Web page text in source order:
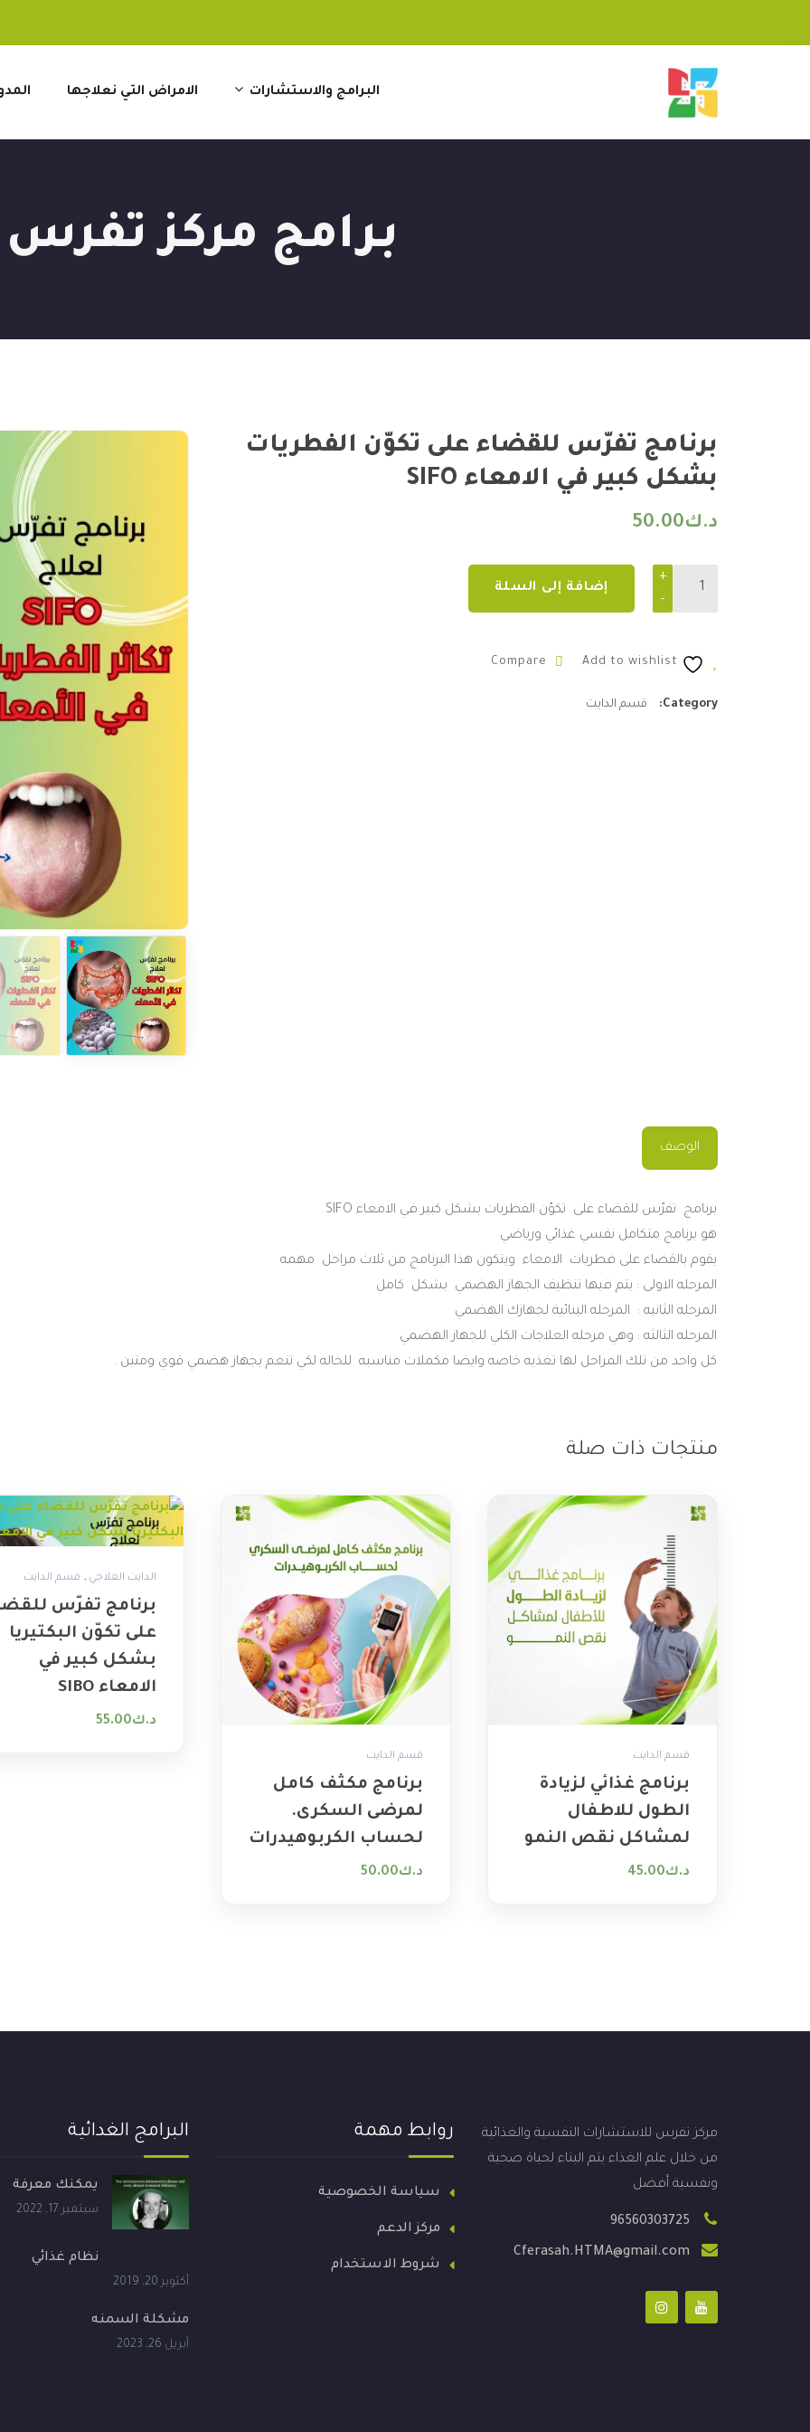
البرامج والاستشارات الامراض التي نعلاجها
برامج مركز تفرس
برنامج تفرّس للقضاء على تكوّن الفطريات
بشكل كبير في الامعاء ‏SIFO
د.ك50.00
برنامج تفرّس للقضاء على تكوّن الفطريات بشكل كبير في الامعاء ‏SIFO quantity
إضافة إلى السلة
Add to wishlist
Compare
Category: قسم الدايت
الوصف
برنامج تفرّس للقضاء على تكوّن الفطريات بشكل كبير في الامعاء SIFO
هو برنامج متكامل نفسي غذائي ورياضي
يقوم بالقضاء على فطريات الامعاء ويتكون هذا البرنامج من ثلاث مراحل
مهمه
المرحله الاولى : يتم فيها تنظيف الجهاز الهضمي بشكل
كامل
المرحله الثانيه : المرحله البنائية لجهازك الهضمي
المرحله الثالثه : وهي مرحله العلاجات الكلي للجهاز الهضمي
كل واحد من تلك المراحل لها تغذيه خاصه وايضا مكملات مناسبه للحاله لكي تنعم بجهاز هضمي قوي ومتين .
منتجات ذات صلة
قسم الدايت
برنامج غذائي لزيادة
الطول للاطفال
لمشاكل نقص النمو
د.ك45.00
قسم الدايت
برنامج مكثف كامل
لمرضى السكرى.
لحساب الكربوهيدرات
د.ك50.00
الدايت العلاجي , قسم الدايت
برنامج تفرّس
على تكوّن البكتيريا
بشكل كبير في
الامعاء ‏SIBO
د.ك55.00
مركز تفرس للاستشارات النفسية والغذائية
من خلال علم الغذاء يتم البناء لحياة صحية
ونفسية أفضل
96560303725
Cferasah.HTMA@gmail.com
روابط مهمة
سياسة الخصوصية
مركز الدعم
شروط الاستخدام
البرامج الغدائية
يمكنك معرفة
سبتمبر 17, 2022
نظام غذائي
أكتوبر 20, 2019
مشكلة السمنه
أبريل 26, 2023